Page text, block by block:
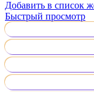
Добавить в список
Быстрый просмотр